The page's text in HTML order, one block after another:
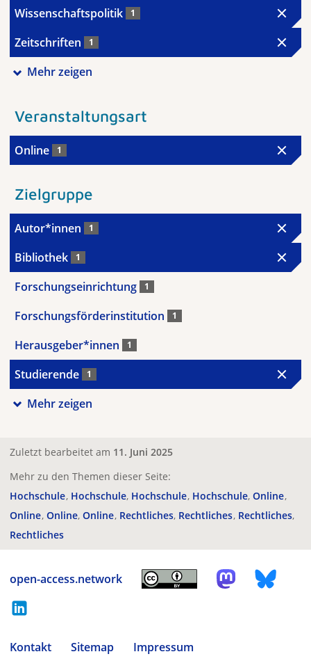
Wissenschaftspolitik 1
Zeitschriften 1
Mehr zeigen
Veranstaltungsart
Online 1
Zielgruppe
Autor*innen 1
Bibliothek 1
Forschungseinrichtung 1
Forschungsförderinstitution 1
Herausgeber*innen 1
Studierende 1
Mehr zeigen
Zuletzt bearbeitet am 11. Juni 2025
Mehr zu den Themen dieser Seite:
Hochschule Hochschule Hochschule Hochschule Online
Online Online Online Rechtliches Rechtliches Rechtliches
Rechtliches
open-access.network
Kontakt Sitemap
Impressum